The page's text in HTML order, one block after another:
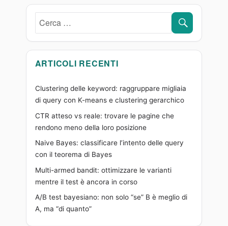
CERCA
ARTICOLI RECENTI
Clustering delle keyword: raggruppare migliaia
di query con K-means e clustering gerarchico
CTR atteso vs reale: trovare le pagine che
rendono meno della loro posizione
Naive Bayes: classificare l’intento delle query
con il teorema di Bayes
Multi-armed bandit: ottimizzare le varianti
mentre il test è ancora in corso
A/B test bayesiano: non solo “se” B è meglio di
A, ma “di quanto”